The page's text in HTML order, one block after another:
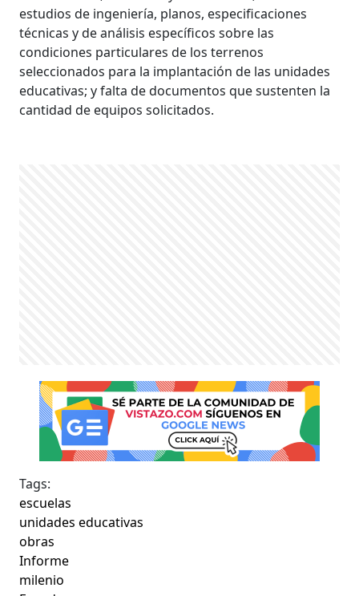
estudios de ingeniería, planos, especificaciones
técnicas y de análisis específicos sobre las
condiciones particulares de los terrenos
seleccionados para la implantación de las unidades
educativas; y falta de documentos que sustenten la
cantidad de equipos solicitados.
Tags:
escuelas
unidades educativas
obras
Informe
milenio